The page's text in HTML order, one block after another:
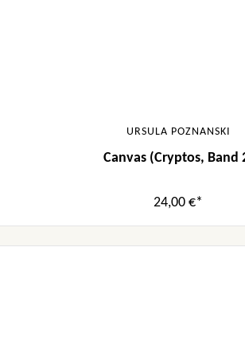
URSULA POZNANSKI
Canvas (Cryptos, Band
24,00 €*